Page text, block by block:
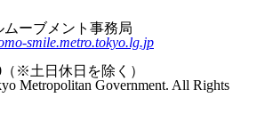
ーブメント事務局
smile.metro.tokyo.lg.jp
※土日休日を除く）
Metropolitan Government. All Rights